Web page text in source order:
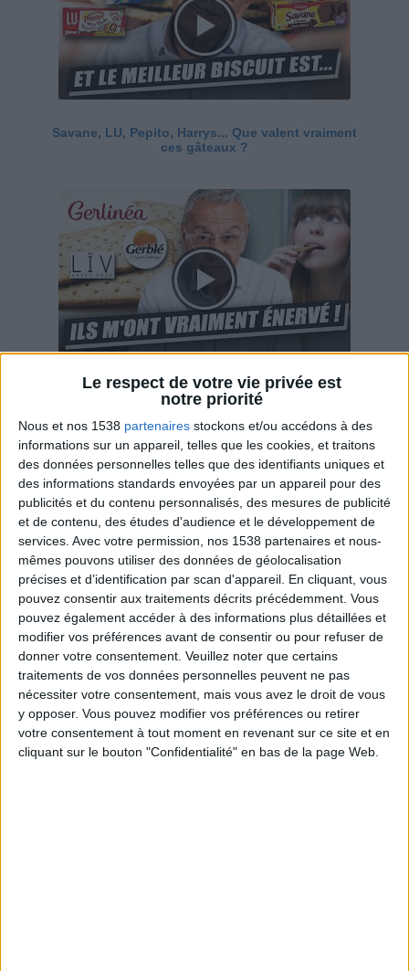
Le respect de votre vie privée est
notre priorité
Nous et nos 1538 partenaires stockons et/ou accédons à des
informations sur un appareil, telles que les cookies, et traitons
des données personnelles telles que des identifiants uniques et
des informations standards envoyées par un appareil pour des
publicités et du contenu personnalisés, des mesures de publicité
et de contenu, des études d'audience et le développement de
services. Avec votre permission, nos 1538 partenaires et nous-
mêmes pouvons utiliser des données de géolocalisation
précises et d’identification par scan d'appareil. En cliquant, vous
pouvez consentir aux traitements décrits précédemment. Vous
pouvez également accéder à des informations plus détaillées et
modifier vos préférences avant de consentir ou pour refuser de
donner votre consentement. Veuillez noter que certains
traitements de vos données personnelles peuvent ne pas
nécessiter votre consentement, mais vous avez le droit de vous
y opposer. Vous pouvez modifier vos préférences ou retirer
votre consentement à tout moment en revenant sur ce site et en
cliquant sur le bouton "Confidentialité" en bas de la page Web.
Savane, LU, Pepito, Harrys... Que valent vraiment
ces gâteaux ?
Ces marques diététiques : c'est n'importe quoi !
Webinaires en direct Voir tout
Peut-on remplacer la viande par des féculents ?
Consultation diététique du 05/08/2026